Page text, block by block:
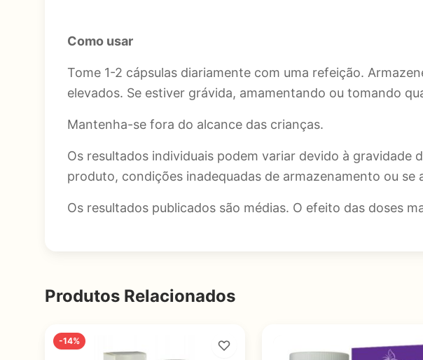
Como usar
Tome 1-2 cápsulas diariamente com uma refeição.
elevados. Se estiver grávida, amamentando ou tomando
Mantenha-se fora do alcance das crianças.
Os resultados individuais podem variar devido à
produto, condições inadequadas de armazenamento ou
Os resultados publicados são médias. O efeito das doses
Produtos Relacionados
-14%